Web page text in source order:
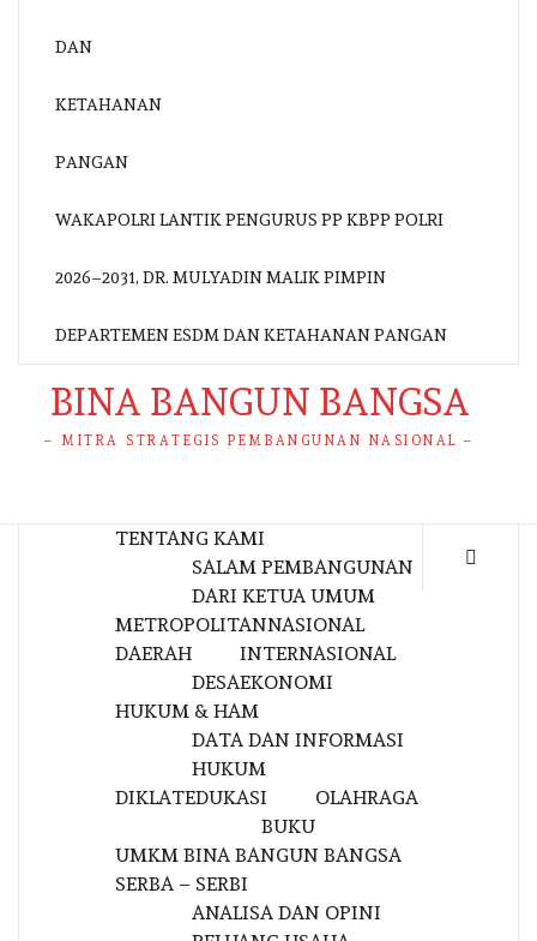
WAKAPOLRI LANTIK PENGURUS PP KBPP POLRI
2026–2031, DR. MULYADIN MALIK PIMPIN
DEPARTEMEN ESDM DAN KETAHANAN PANGAN
BINA BANGUN BANGSA
– MITRA STRATEGIS PEMBANGUNAN NASIONAL –
TENTANG KAMI
SALAM PEMBANGUNAN
DARI KETUA UMUM
METROPOLITANNASIONAL
DAERAH
DESA
INTERNASIONAL
EKONOMI
HUKUM & HAM
DATA DAN INFORMASI
HUKUM
DIKLATEDUKASI
BUKU
OLAHRAGA
UMKM BINA BANGUN BANGSA
SERBA – SERBI
ANALISA DAN OPINI